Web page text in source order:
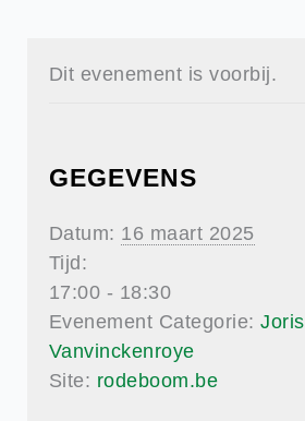
Dit evenement is voorbij.
GEGEVENS
Datum: 16 maart 2025
Tijd:
17:00 - 18:30
Evenement Categorie: Joris
Vanvinckenroye
Site: rodeboom.be